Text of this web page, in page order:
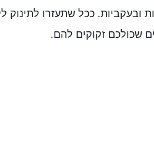
ובעקביות. ככל שתעזרו לתינוק
שכולכם זקוקים להם.